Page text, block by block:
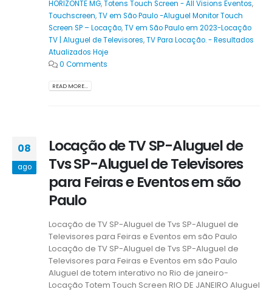
HORIZONTE MG,Totens Touch Screen - All Visions Eventos,
Touchscreen,TV em São Paulo -Aluguel Monitor Touch
Screen SP – Locação,TV em São Paulo em 2023-Locação
TV | Aluguel de Televisores,TV Para Locação. - Resultados
Atualizados Hoje
0 Comments
READ MORE...
08
ago
Locação de TV SP-Aluguel de
Tvs SP-Aluguel de Televisores
para Feiras e Eventos em são
Paulo
Locação de TV SP-Aluguel de Tvs SP-Aluguel de
Televisores para Feiras e Eventos em são Paulo
Locação de TV SP-Aluguel de Tvs SP-Aluguel de
Televisores para Feiras e Eventos em são Paulo
Aluguel de totem interativo no Rio de janeiro-
Locação Totem Touch Screen RIO DE JANEIRO Aluguel